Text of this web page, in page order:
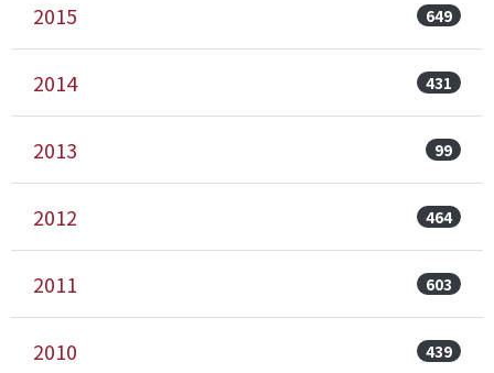
2015 649
2014 431
2013 99
2012 464
2011 603
2010 439